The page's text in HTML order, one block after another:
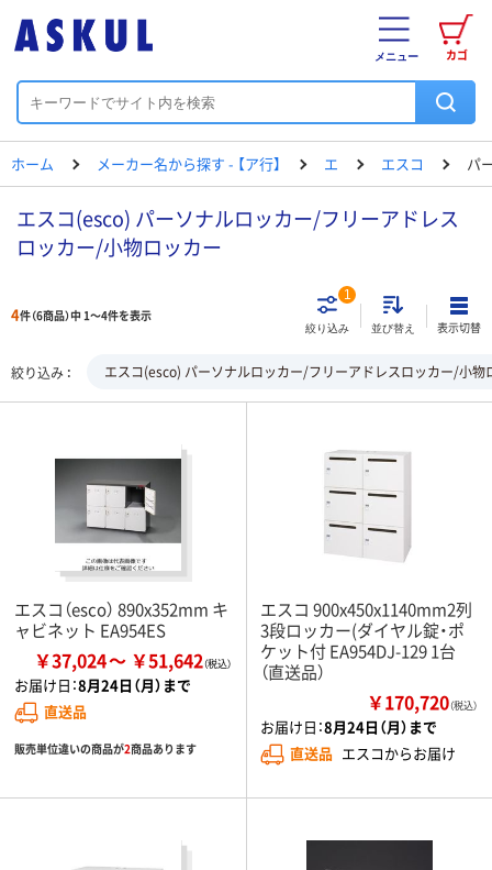
カゴ
メニュー
ホーム メーカー名から探す - 【ア行】 エ エスコ パ
エスコ(esco) パーソナルロッカー/フリーアドレス
ロッカー/小物ロッカー
4件（6商品）中 1～4件を表示
絞り込み
1
並び替え 表示切替
絞り込み エスコ(esco) パーソナルロッカー/フリーアドレスロッカー/小物
エスコ（esco） 890x352mm キ
ャビネット EA954ES
￥37,024 ￥51,642
お届け日：8月24日（月）まで
直送品
販売単位違いの商品が2商品あります
エスコ 900x450x1140mm2列
3段ロッカー(ダイヤル錠・ポ
ケット付 EA954DJ-129 1台
（直送品）
￥170,720（税込）
お届け日：8月24日（月）まで
直送品 エスコからお届け